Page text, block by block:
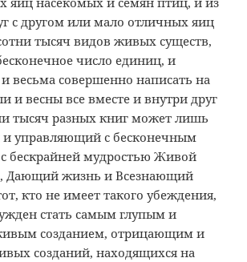
с другом или мало отличных яиц
тысяч видов живых существ,
число единиц, и
весьма совершенно написать на
и весны все вместе и внутри друг
тысяч разных книг может лишь
управляющий с бесконечным
бескрайней мудростью Живой
Дающий жизнь и Всезнающий
кто не имеет такого убеждения,
стать самым глупым и
созданием, отрицающим и
созданий, находящихся на